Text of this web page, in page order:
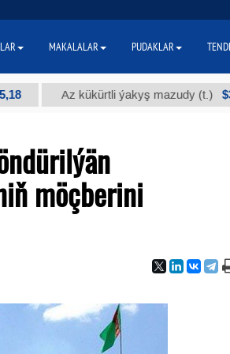
Az kükürtli ýakyş mazudy (t.) $300
möçberini
MAKALALAR PUDAKLAR